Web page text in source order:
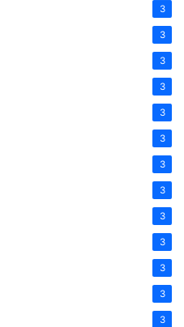
3
3
3
3
3
3
3
3
3
3
3
3
3